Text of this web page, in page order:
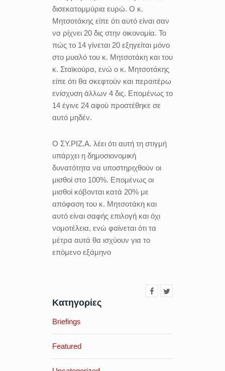
δισεκατομμύρια ευρώ. Ο κ.
Μητσοτάκης είπε ότι αυτό είναι σαν
να ρίχνει 20 δις στην οικονομία. Το
πώς το 14 γίνεται 20 εξηγείται μόνο
στο μυαλό του κ. Μητσοτάκη και του
κ. Σταϊκούρα, ενώ ο κ. Μητσοτάκης
είπε ότι θα σκεφτούν και περαιτέρω
ενίσχυση άλλων 4 δις. Επομένως το
14 έγινε 24 αφού προστέθηκε σε
αυτό μηδέν.
O ΣΥ.ΡΙΖ.Α. λέει ότι αυτή τη στιγμή
υπάρχει η δημοσιονομική
δυνατότητα να υποστηριχθούν οι
μισθοί στο 100%. Επομένως οι
μισθοί κόβονται κατά 20% με
απόφαση του κ. Μητσοτάκη και
αυτό είναι σαφής επιλογή και όχι
νομοτέλεια, ενώ φαίνεται ότι τα
μέτρα αυτά θα ισχύουν για το
επόμενο εξάμηνο
Κατηγορίες
Briefings
Featured